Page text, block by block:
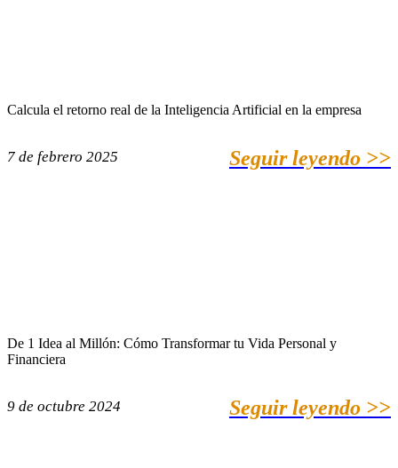
Calcula el retorno real de la Inteligencia Artificial en la empresa
7 de febrero 2025 Seguir leyendo >>
De 1 Idea al Millón: Cómo Transformar tu Vida Personal y
Financiera
9 de octubre 2024 Seguir leyendo >>